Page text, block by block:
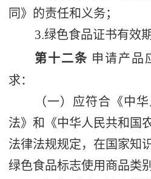
同》的责任和义务；
3.绿色食品证书有效
第十二条 申请产品
求：
（一）应符合《中
法》和《中华人民共和国
法律法规规定，在国家知
绿色食品标志使用商品类